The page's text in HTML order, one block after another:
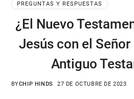
PREGUNTAS Y RESPUESTAS
¿El Nuevo
Jesús con el Señor
Antiguo
BYCHIP HINDS 27 DE OCTUBRE DE 2023